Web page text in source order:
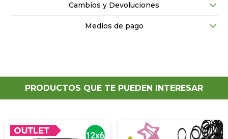
Cambios y Devoluciones
Medios de pago
PRODUCTOS QUE TE PUEDEN INTERESAR